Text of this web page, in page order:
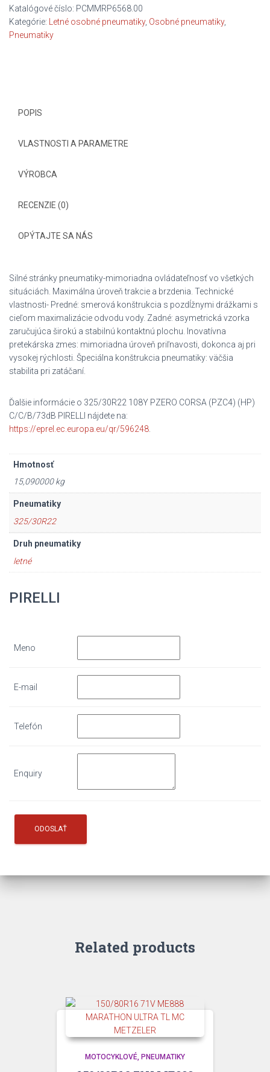
CORSA
(PZC4)
(HP)
Katalógové číslo: PCMMRP6568.00
Kategórie:
Letné osobné pneumatiky, Osobné pneumatiky,
Pneumatiky
POPIS
VLASTNOSTI A PARAMETRE
VÝROBCA
RECENZIE (0)
OPÝTAJTE SA NÁS
Silné stránky pneumatiky-mimoriadna ovládateľnosť vo všetkých
situáciách. Maximálna úroveň trakcie a brzdenia. Technické
vlastnosti- Predné: smerová konštrukcia s pozdĺžnymi drážkami s
cieľom maximalizácie odvodu vody. Zadné: asymetrická vzorka
zaručujúca širokú a stabilnú kontaktnú plochu. Inovatívna
pretekárska zmes: mimoriadna úroveň priľnavosti, dokonca aj pri
vysokej rýchlosti. Špeciálna konštrukcia pneumatiky: väčšia
stabilita pri zatáčaní.
Ďalšie informácie o 325/30R22 108Y PZERO CORSA (PZC4) (HP)
C/C/B/73dB PIRELLI nájdete na:
https://eprel.ec.europa.eu/qr/596248
Hmotnosť
15,090000 kg
Pneumatiky
325/30R22
Druh pneumatiky
letné
PIRELLI
Meno
E-mail
Telefón
Enquiry
Related products
MOTOCYKLOVÉ PNEUMATIKY